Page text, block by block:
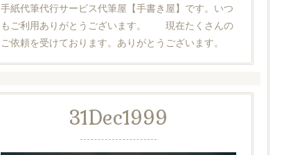
手紙代筆代行サービス代筆屋【手書き屋】です。いつ
もご利用ありがとうございます。 現在たくさんの
ご依頼を受けております。ありがとうございます。
31Dec1999